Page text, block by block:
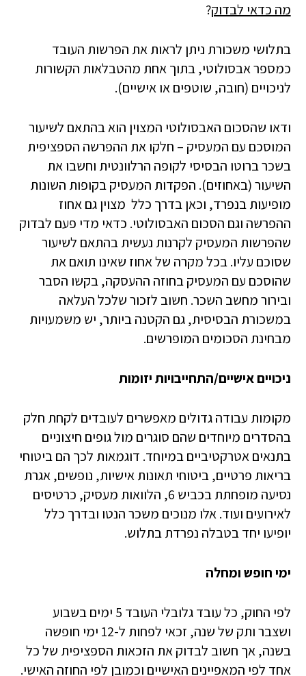
מה כדאי לבדוק?
בתלושי משכורת ניתן לראות את הפרשות העובד
כמספר אבסולוטי, בתוך אחת מהטבלאות הקשורות
לניכויים (חובה, שוטפים או אישיים).
ודאו שהסכום האבסולוטי המצוין הוא בהתאם לשיעור
המוסכם עם המעסיק – חלקו את ההפרשה הספציפית
בשכר ברוטו הבסיסי לקופה הרלוונטית וחשבו את
השיעור (באחוזים). הפקדות המעסיק בקופות השונות
מופיעות בנפרד, וכאן בדרך כלל מצוין גם אחוז
ההפרשה וגם הסכום האבסולוטי. כדאי מדי פעם לבדוק
שהפרשות המעסיק לקרנות נעשית בהתאם לשיעור
שסוכם עליו. בכל מקרה של אחוז שאינו תואם את
שהוסכם עם המעסיק בחוזה ההעסקה, בקשו הסבר
ובירור מחשב השכר. חשוב לזכור שלכל העלאה
במשכורת הבסיסית, גם הקטנה ביותר, יש משמעויות
מבחינת הסכומים המופרשים.
ניכויים אישיים/התחייבויות יזומות
מקומות עבודה גדולים מאפשרים לעובדים לקחת חלק
בהסדרים מיוחדים שהם סוגרים מול גופים חיצוניים
בתנאים אטרקטיביים במיוחד. דוגמאות לכך הם ביטוחי
בריאות פרטיים, ביטוחי תאונות אישיות, נופשים, אגרת
נסיעה מופחתת בכביש 6, הלוואות מעסיק, כרטיסים
לאירועים ועוד. אלו מנוכים משכר הנטו ובדרך כלל
יופיעו יחד בטבלה נפרדת בתלוש.
ימי חופש ומחלה
לפי החוק, כל עובד גלובלי העובד 5 ימים בשבוע
ושצבר ותק של שנה, זכאי לפחות ל-12 ימי חופשה
בשנה, אך חשוב לבדוק את הזכאות הספציפית של כל
אחד לפי המאפיינים האישיים וכמובן לפי החוזה האישי.